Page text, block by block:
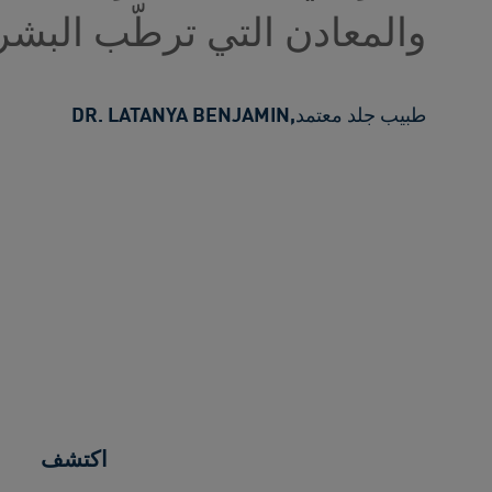
والمعادن التي ترطّب
طبيب جلد معتمد,
DR. LATANYA BENJAMIN
اكتشف